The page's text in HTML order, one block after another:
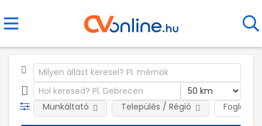
Munkáltató Település / Régió